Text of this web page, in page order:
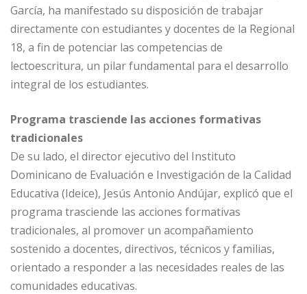
García, ha manifestado su disposición de trabajar
directamente con estudiantes y docentes de la Regional
18, a fin de potenciar las competencias de
lectoescritura, un pilar fundamental para el desarrollo
integral de los estudiantes.
Programa trasciende las acciones formativas
tradicionales
De su lado, el director ejecutivo del Instituto
Dominicano de Evaluación e Investigación de la Calidad
Educativa (Ideice), Jesús Antonio Andújar, explicó que el
programa trasciende las acciones formativas
tradicionales, al promover un acompañamiento
sostenido a docentes, directivos, técnicos y familias,
orientado a responder a las necesidades reales de las
comunidades educativas.